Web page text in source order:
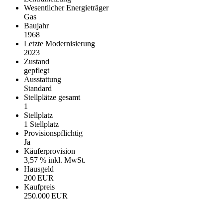
Wesentlicher Energieträger
Gas
Baujahr
1968
Letzte Modernisierung
2023
Zustand
gepflegt
Ausstattung
Standard
Stellplätze gesamt
1
Stellplatz
1 Stellplatz
Provisionspflichtig
Ja
Käufer­provision
3,57 % inkl. MwSt.
Hausgeld
200 EUR
Kaufpreis
250.000 EUR